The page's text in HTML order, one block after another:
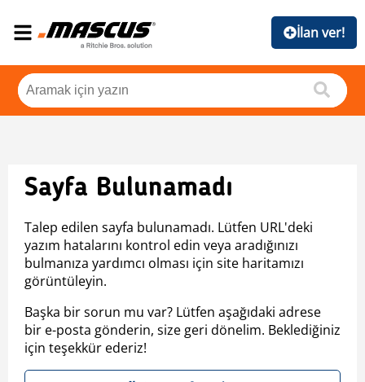
İlan ver!
Sayfa Bulunamadı
Talep edilen sayfa bulunamadı. Lütfen URL'deki
yazım hatalarını kontrol edin veya aradığınızı
bulmanıza yardımcı olması için site haritamızı
görüntüleyin.
Başka bir sorun mu var? Lütfen aşağıdaki adrese
bir e-posta gönderin, size geri dönelim. Beklediğiniz
için teşekkür ederiz!